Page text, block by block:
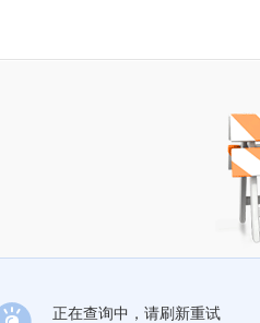
正在查询中，请刷新重试